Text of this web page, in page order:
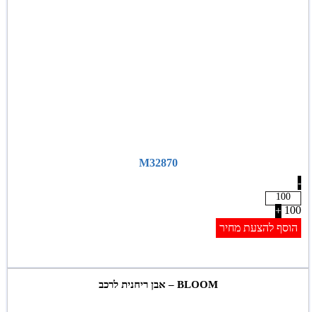
M32870
-
100
+
הוסף להצעת מחיר
BLOOM – אבן ריחנית לרכב